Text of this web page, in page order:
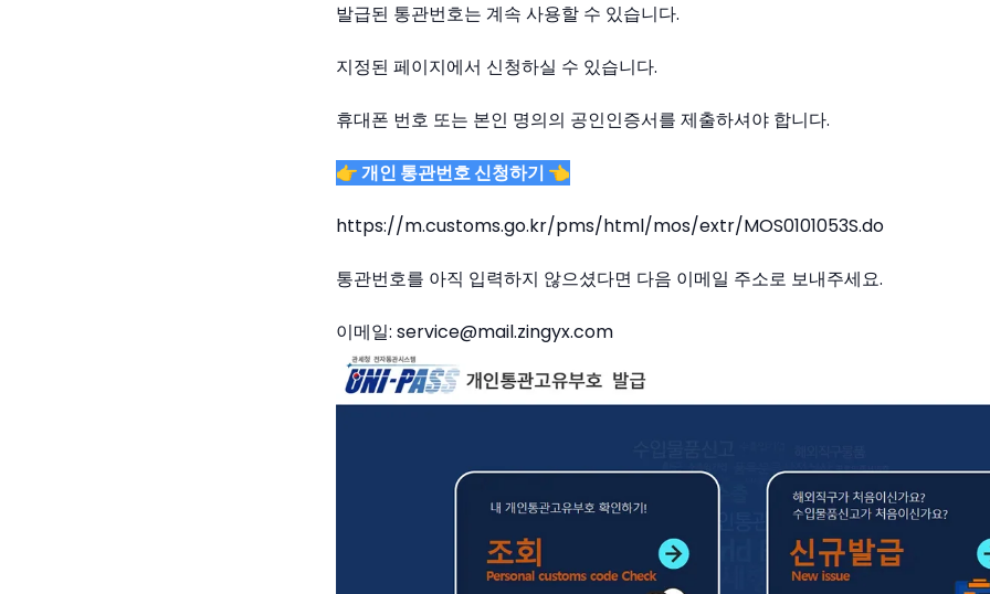
발급된 통관번호는 계속 사용할 수 있습니다.
지정된 페이지에서 신청하실 수 있습니다.
휴대폰 번호 또는 본인 명의의 공인인증서를 제출하셔야 합니다.
👉 개인 통관번호 신청하기 👈
https://m.customs.go.kr/pms/html/mos/extr/MOS0101053S.do
통관번호를 아직 입력하지 않으셨다면 다음 이메일 주소로 보내주세요.
이메일: service@mail.zingyx.com